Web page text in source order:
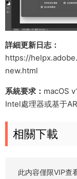
詳細更新日志：
https://
new.html
系統要求： macOS
Intel處理器或基于
相關下載
此内容僅限VIP查